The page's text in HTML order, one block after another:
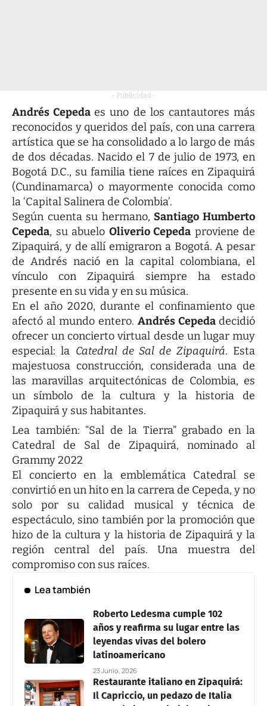
- Publicidad -
Andrés Cepedaes uno de los cantautores más
reconocidos y queridos del país, con una carrera
artística que se ha consolidado a lo largo de más
de dos décadas. Nacido el 7 de julio de 1973, en
Bogotá D.C., su familia tiene raíces en Zipaquirá
(Cundinamarca) o mayormente conocida como
la ‘Capital Salinera de Colombia’.
Según cuenta su hermano, Santiago Humberto
Cepeda, su abuelo Oliverio Cepeda proviene de
Zipaquirá, y de allí emigraron a Bogotá. A pesar
de Andrés nació en la capital colombiana, el
vínculo con Zipaquirá siempre ha estado
presente en su vida y en su música.
En el año 2020, durante el confinamiento que
afectó al mundo entero. Andrés Cepeda decidió
ofrecer un concierto virtual desde un lugar muy
especial: la Catedral de Sal de Zipaquirá. Esta
majestuosa construcción, considerada una de
las maravillas arquitectónicas de Colombia, es
un símbolo de la cultura y la historia de
Zipaquirá y sus habitantes.
Lea también: “Sal de la Tierra” grabado en la
Catedral de Sal de Zipaquirá, nominado al
Grammy 2022
El concierto en la emblemática Catedral se
convirtió en un hito en la carrera de Cepeda, y no
solo por su calidad musical y técnica de
espectáculo, sino también por la promoción que
hizo de la cultura y la historia de Zipaquirá y la
región central del país. Una muestra del
compromiso con sus raíces.
Lea también
Roberto Ledesma cumple 102
años y reafirma su lugar entre las
leyendas vivas del bolero
latinoamericano
23 Junio, 2026
Restaurante italiano en Zipaquirá:
Il Capriccio, un pedazo de Italia